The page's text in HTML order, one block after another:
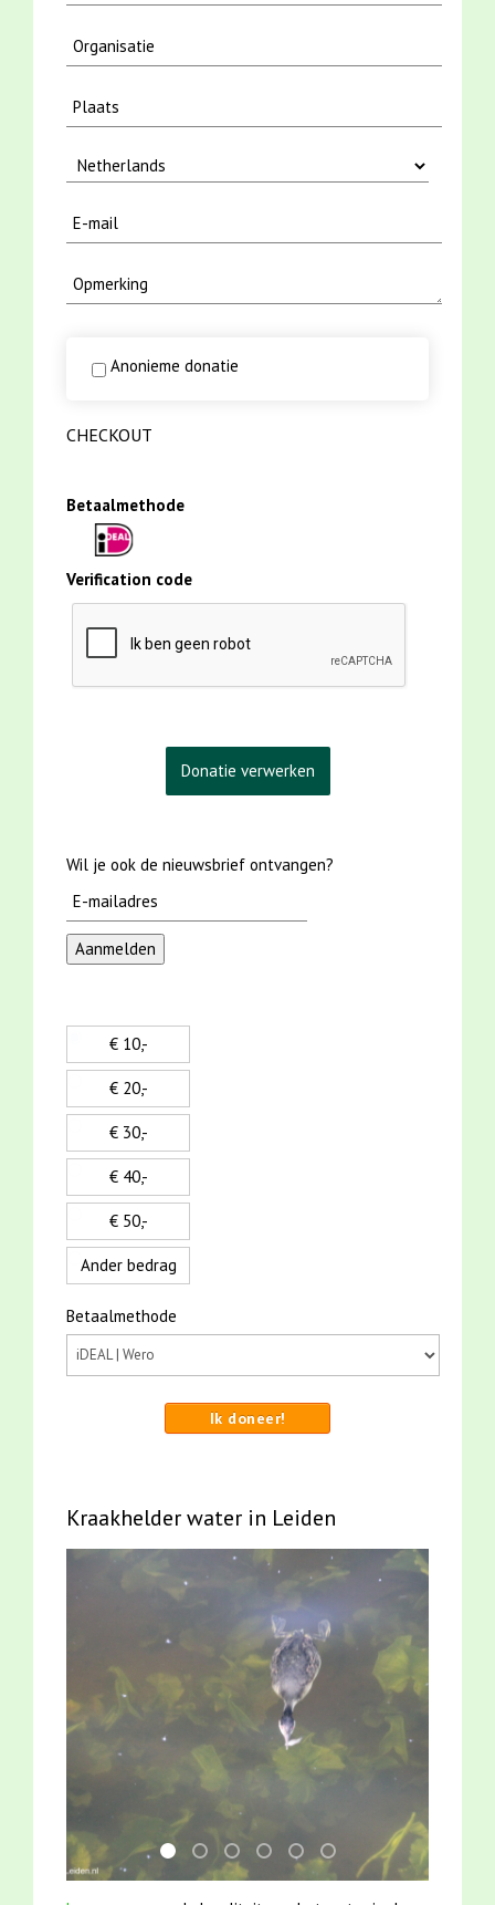
Anonieme donatie
CHECKOUT
Betaalmethode
Verification code
Wil je ook de nieuwsbrief ontvangen?
€ 10,-
€ 20,-
€ 30,-
€ 40,-
€ 50,-
Ander bedrag
Betaalmethode
Ik doneer!
Kraakhelder water in Leiden
mei2021 watervogelmethode fuut met baars
karper met kattenklimtouw
mei2021 1 snoekje elly
jun2021 zaklv 5 snoekje MOOI
jun2021 28 brasem en
smoelenboek fifi en